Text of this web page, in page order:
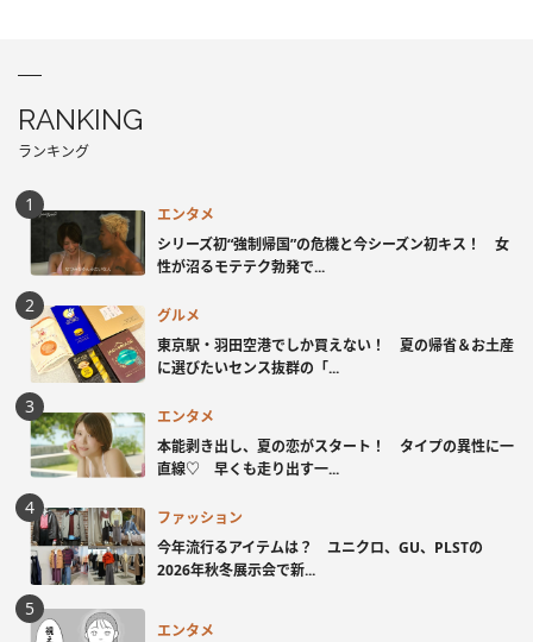
RANKING
ランキング
エンタメ
シリーズ初“強制帰国”の危機と今シーズン初キス！ 女
性が沼るモテテク勃発で...
グルメ
東京駅・羽田空港でしか買えない！ 夏の帰省＆お土産
に選びたいセンス抜群の「...
エンタメ
本能剥き出し、夏の恋がスタート！ タイプの異性に一
直線♡ 早くも走り出す一...
ファッション
今年流行るアイテムは？ ユニクロ、GU、PLSTの
2026年秋冬展示会で新...
エンタメ